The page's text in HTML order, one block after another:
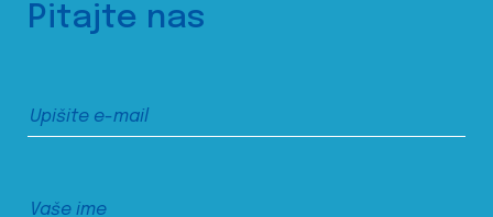
Pitajte nas